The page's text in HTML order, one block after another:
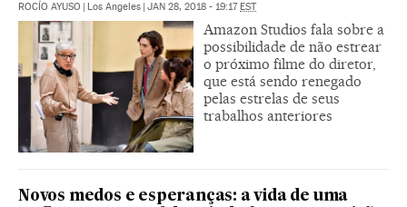
ROCÍO AYUSO Los Angeles JAN 28, 2018 - 19:17 EST
Amazon Studios fala sobre a
possibilidade de não estrear
o próximo filme do diretor,
que está sendo renegado
pelas estrelas de seus
trabalhos anteriores
Novos medos e esperanças: a vida de uma